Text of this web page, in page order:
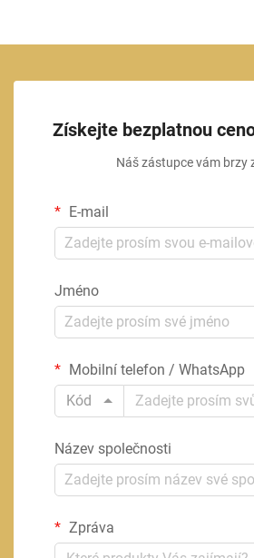
Získejte bezplatnou
Náš zástupce vám brzy
E-mail
Jméno
Mobilní telefon / WhatsApp
Kód
Název společnosti
Zpráva